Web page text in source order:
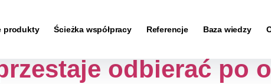
produkty Ścieżka współpracy Referencje Baza wiedzy
odbierać po